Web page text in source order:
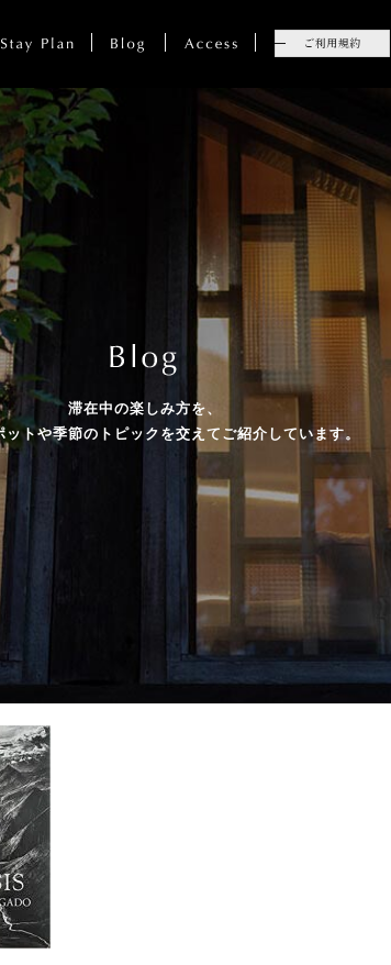
滞在中の楽しみ方を、
ットや季節のトピックを交えてご紹介しています。